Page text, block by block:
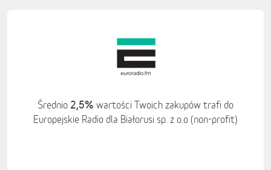
Średnio 2,5% wartości Twoich zakupów trafi do
Europejskie Radio dla Białorusi sp. z o.o (non-profit)